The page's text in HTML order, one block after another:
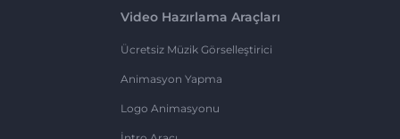
Video Hazırlama Araçları
Ücretsiz Müzik Görselleştirici
Animasyon Yapma
Logo Animasyonu